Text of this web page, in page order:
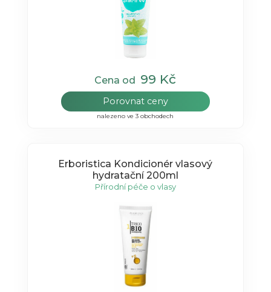
Cena od 99 Kč
Porovnat ceny
nalezeno ve 3 obchodech
Erboristica Kondicionér vlasový
hydratační 200ml
Přírodní péče o vlasy